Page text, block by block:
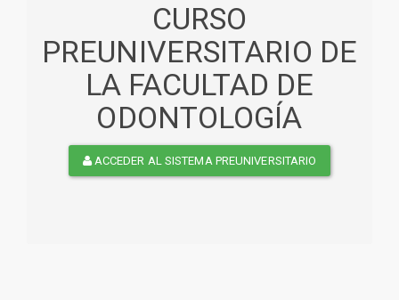
CURSO
PREUNIVERSITARIO DE
LA FACULTAD DE
ODONTOLOGÍA
ACCEDER AL SISTEMA PREUNIVERSITARIO